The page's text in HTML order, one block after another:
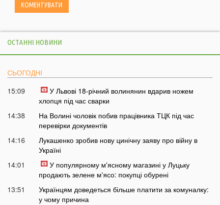
ОСТАННІ НОВИНИ
СЬОГОДНІ
15:09
У Львові 18-річний волинянин вдарив ножем
хлопця під час сварки
14:38
На Волині чоловік побив працівника ТЦК під час
перевірки документів
14:16
Лукашенко зробив нову цинічну заяву про війну в
Україні
14:01
У популярному м'ясному магазині у Луцьку
продають зелене м'ясо: покупці обурені
13:51
Українцям доведеться більше платити за комуналку:
у чому причина